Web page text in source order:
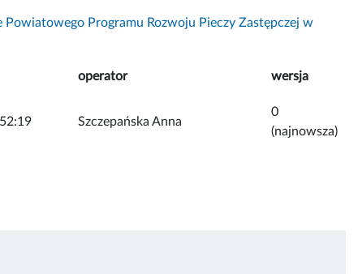
Powiatowego Programu Rozwoju Pieczy Zastępczej w
operator wersja
Szczepańska Anna
0
(najnowsza)